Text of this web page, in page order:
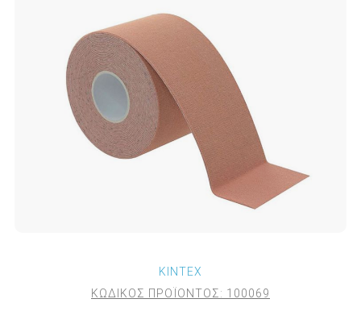
KINTEX
ΚΩΔΙΚΟΣ ΠΡΟΪΟΝΤΟΣ: 100069